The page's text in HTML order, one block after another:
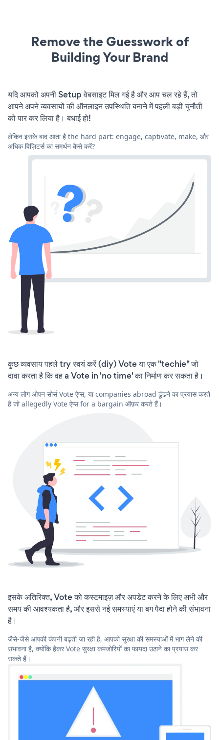
Remove the Guesswork of
Building Your Brand
यदि आपको अपनी Setup वेबसाइट मिल गई है और आप चल रहे हैं, तो
आपने अपने व्यवसायों की ऑनलाइन उपस्थिति बनाने में पहली बड़ी चुनौती
को पार कर लिया है। बधाई हो!
लेकिन इसके बाद आता है the hard part: engage, captivate, make, और
अधिक विज़िटर्स का समर्थन कैसे करें?
कुछ व्यवसाय पहले try स्वयं करें (diy) Vote या एक "techie" जो
दावा करता है कि वह a Vote in 'no time' का निर्माण कर सकता है।
अन्य लोग ओपन सोर्स Vote ऐप्स, या companies abroad ढूंढने का प्रयास करते
हैं जो allegedly Vote ऐप्स for a bargain ऑफ़र करते हैं।
इसके अतिरिक्त, Vote को कस्टमाइज़ और अपडेट करने के लिए अभी और
समय की आवश्यकता है, और इससे नई समस्याएं या बग पैदा होने की संभावना
है।
जैसे-जैसे आपकी कंपनी बढ़ती जा रही है, आपको सुरक्षा की समस्याओं में भाग लेने की
संभावना है, क्योंकि हैकर Vote सुरक्षा कमजोरियों का फायदा उठाने का प्रयास कर
सकते हैं।